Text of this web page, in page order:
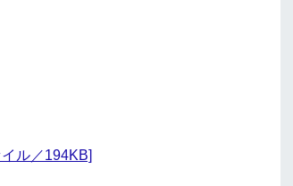
ル／194KB]